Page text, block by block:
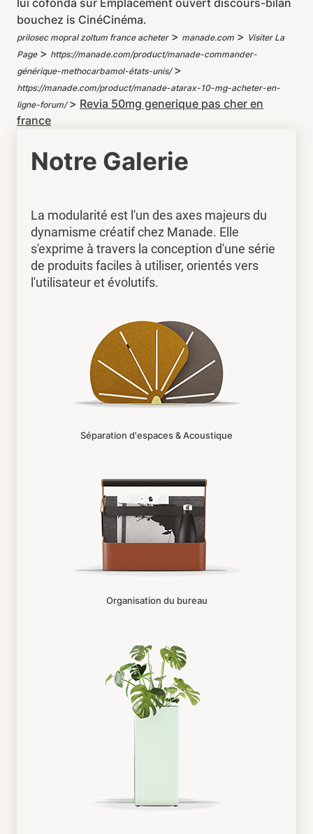
lui cofonda sur Emplacement ouvert discours-bilan
bouchez is CinéCinéma.
prilosec mopral zoltum france acheter> manade.com > Visiter La
Page> https://manade.com/product/manade-commander-
générique-methocarbamol-états-unis/>
https://manade.com/product/manade-atarax-10-mg-acheter-en-
ligne-forum/> Revia 50mg generique pas cher en
france
Notre Galerie
La modularité est l'un des axes majeurs du
dynamisme créatif chez Manade. Elle
s'exprime à travers la conception d'une série
de produits faciles à utiliser, orientés vers
l'utilisateur et évolutifs.
Séparation d'espaces & Acoustique
Organisation du bureau